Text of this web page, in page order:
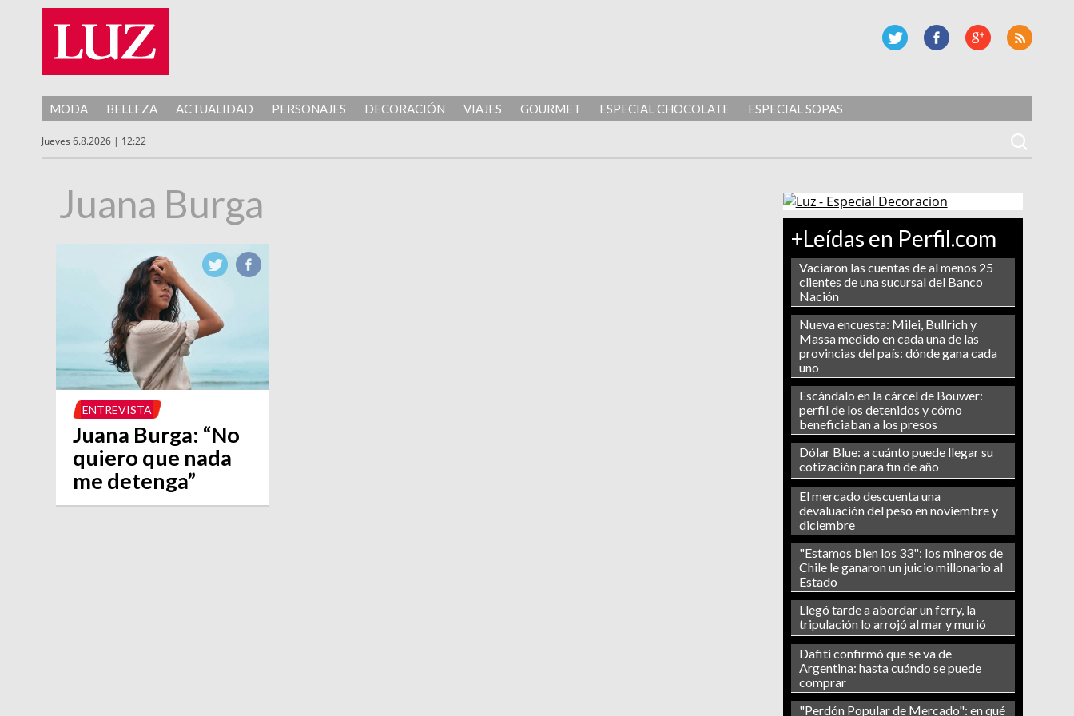
MODA BELLEZA ACTUALIDAD PERSONAJES DECORACIÓN VIAJES GOURMET ESPECIAL CHOCOLATE ESPECIAL SOPAS
Jueves 6.8.2026 | 12:22
+Leídas en Perfil.com
Vaciaron las cuentas de al menos 25
clientes de una sucursal del Banco
Nación
Nueva encuesta: Milei, Bullrich y
Massa medido en cada una de las
provincias del país: dónde gana cada
uno
Escándalo en la cárcel de Bouwer:
perfil de los detenidos y cómo
beneficiaban a los presos
Dólar Blue: a cuánto puede llegar su
cotización para fin de año
El mercado descuenta una
devaluación del peso en noviembre y
diciembre
"Estamos bien los 33": los mineros de
Chile le ganaron un juicio millonario al
Estado
Llegó tarde a abordar un ferry, la
tripulación lo arrojó al mar y murió
Dafiti confirmó que se va de
Argentina: hasta cuándo se puede
comprar
"Perdón Popular de Mercado": en qué
Juana Burga
ENTREVISTA
Juana Burga: “No
quiero que nada
me detenga”